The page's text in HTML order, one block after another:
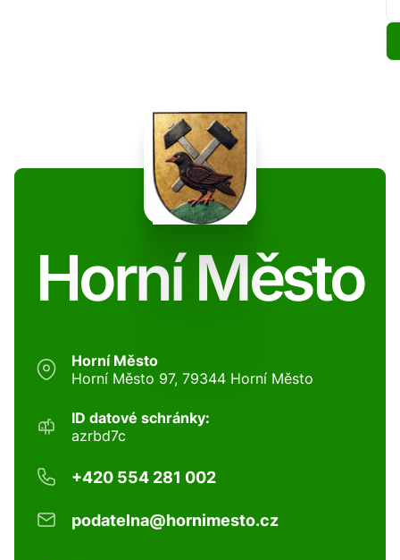
Horní Město
Horní Město
Horní Město 97, 79344 Horní Město
ID datové schránky:
azrbd7c
+420 554 281 002
podatelna@hornimesto.cz